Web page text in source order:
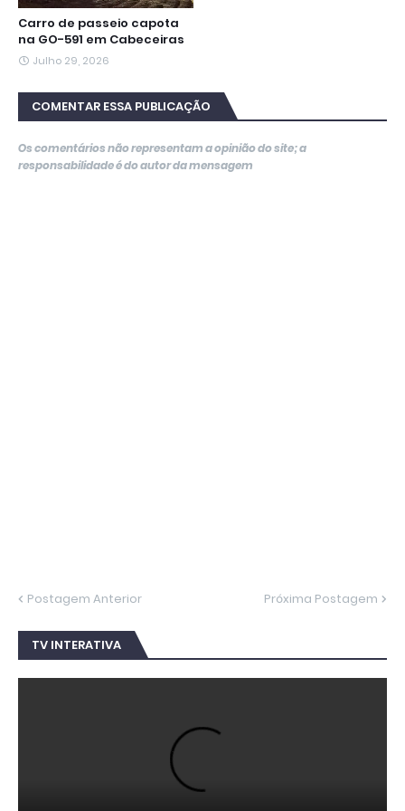
Carro de passeio capota
na GO-591 em Cabeceiras
Julho 29, 2026
COMENTAR ESSA PUBLICAÇÃO
Os comentários não representam a opinião do site; a
responsabilidade é do autor da mensagem
Postagem Anterior Próxima Postagem
TV INTERATIVA